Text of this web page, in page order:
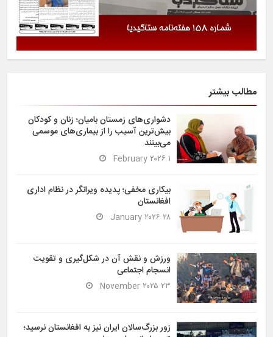
مطالب بیشتر
دشواری‌های زمستان بامیان؛ زنان و کودکان
بیش‌ترین آسیب را از بیماری‌های موسمی
می‌بینند
۱ February ۲۰۲۶
بیکاری مخفی؛ پدیده ویرانگر در نظام اداری
افغانستان
۲۸ January ۲۰۲۶
ورزش و نقش آن در شکل‌گیری و تقویت
انسجام اجتماعی
۲۳ November ۲۰۲۵
زور بزرگ‌سالان ایران نیز به افغانستان نرسید؛